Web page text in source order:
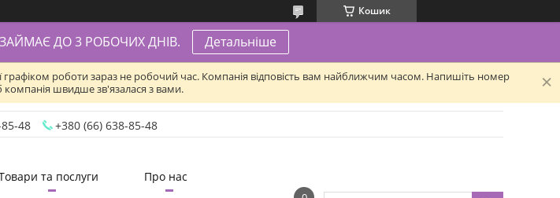
Кошик
ДО 3 РОБОЧИХ ДНІВ. Детальніше
графіком роботи зараз не робочий час. Компанія відповість вам найближчим часом. Напишіть номер
швидше зв'язалася з вами.
48 +380 (66) 638-85-48
та послуги
Про нас